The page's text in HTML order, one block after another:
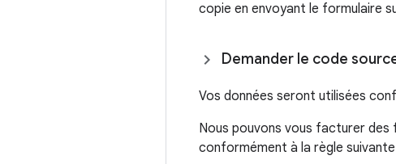
copie en envoyant le formulaire
Demander le code
Vos données seront utilisées
Nous pouvons vous facturer
conformément à la règle suivante